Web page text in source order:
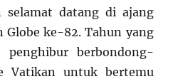
selamat datang di ajang
Globe ke-82. Tahun yang
penghibur berbondong-
Vatikan untuk bertemu